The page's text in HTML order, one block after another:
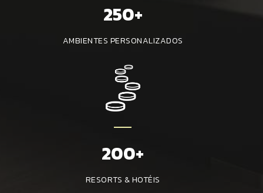
250+
AMBIENTES PERSONALIZADOS
200+
RESORTS & HOTÉIS